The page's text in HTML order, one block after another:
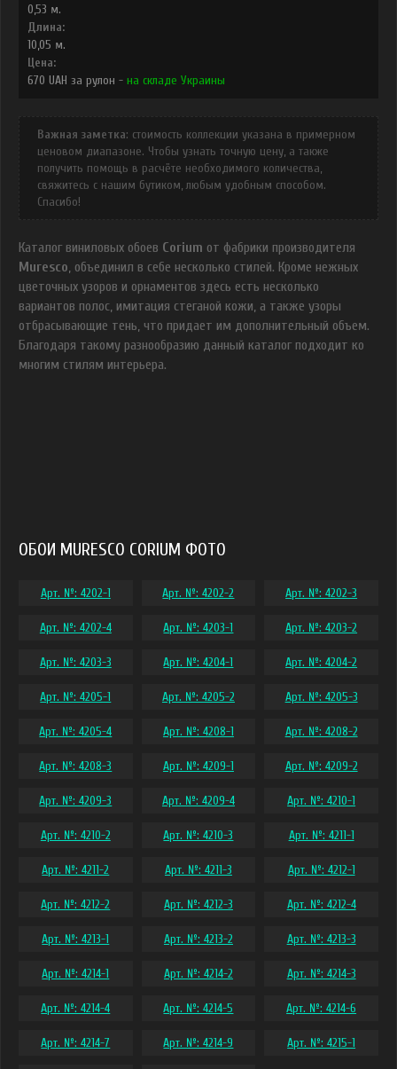
0,53 м.
Длина:
10,05 м.
Цена:
670 UAH за рулон - на складе Украины
Важная заметка: стоимость коллекции указана в примерном
ценовом диапазоне. Чтобы узнать точную цену, а также
получить помощь в расчёте необходимого количества,
свяжитесь с нашим бутиком, любым удобным способом.
Спасибо!
Каталог виниловых обоев Corium от фабрики производителя
Muresco, объединил в себе несколько стилей. Кроме нежных
цветочных узоров и орнаментов здесь есть несколько
вариантов полос, имитация стеганой кожи, а также узоры
отбрасывающие тень, что придает им дополнительный объем.
Благодаря такому разнообразию данный каталог подходит ко
многим стилям интерьера.
ОБОИ MURESCO CORIUM ФОТО
Арт. №: 4202-1 Арт. №: 4202-2 Арт. №: 4202-3
Арт. №: 4202-4 Арт. №: 4203-1 Арт. №: 4203-2
Арт. №: 4203-3 Арт. №: 4204-1 Арт. №: 4204-2
Арт. №: 4205-1 Арт. №: 4205-2 Арт. №: 4205-3
Арт. №: 4205-4 Арт. №: 4208-1 Арт. №: 4208-2
Арт. №: 4208-3 Арт. №: 4209-1 Арт. №: 4209-2
Арт. №: 4209-3 Арт. №: 4209-4 Арт. №: 4210-1
Арт. №: 4210-2 Арт. №: 4210-3 Арт. №: 4211-1
Арт. №: 4211-2 Арт. №: 4211-3 Арт. №: 4212-1
Арт. №: 4212-2 Арт. №: 4212-3 Арт. №: 4212-4
Арт. №: 4213-1 Арт. №: 4213-2 Арт. №: 4213-3
Арт. №: 4214-1 Арт. №: 4214-2 Арт. №: 4214-3
Арт. №: 4214-4 Арт. №: 4214-5 Арт. №: 4214-6
Арт. №: 4214-7 Арт. №: 4214-9 Арт. №: 4215-1